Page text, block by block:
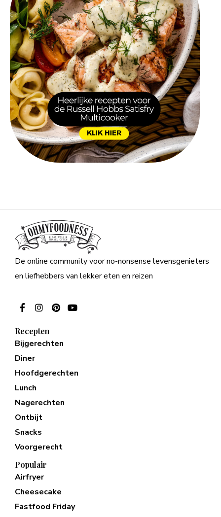
De online community voor no-nonsense levensgenieters
en liefhebbers van lekker eten en reizen
Recepten
Bijgerechten
Diner
Hoofdgerechten
Lunch
Nagerechten
Ontbijt
Snacks
Voorgerecht
Populair
Airfryer
Cheesecake
Fastfood Friday